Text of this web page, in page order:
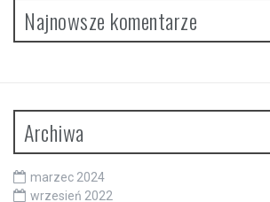
Najnowsze komentarze
Archiwa
marzec 2024
wrzesień 2022